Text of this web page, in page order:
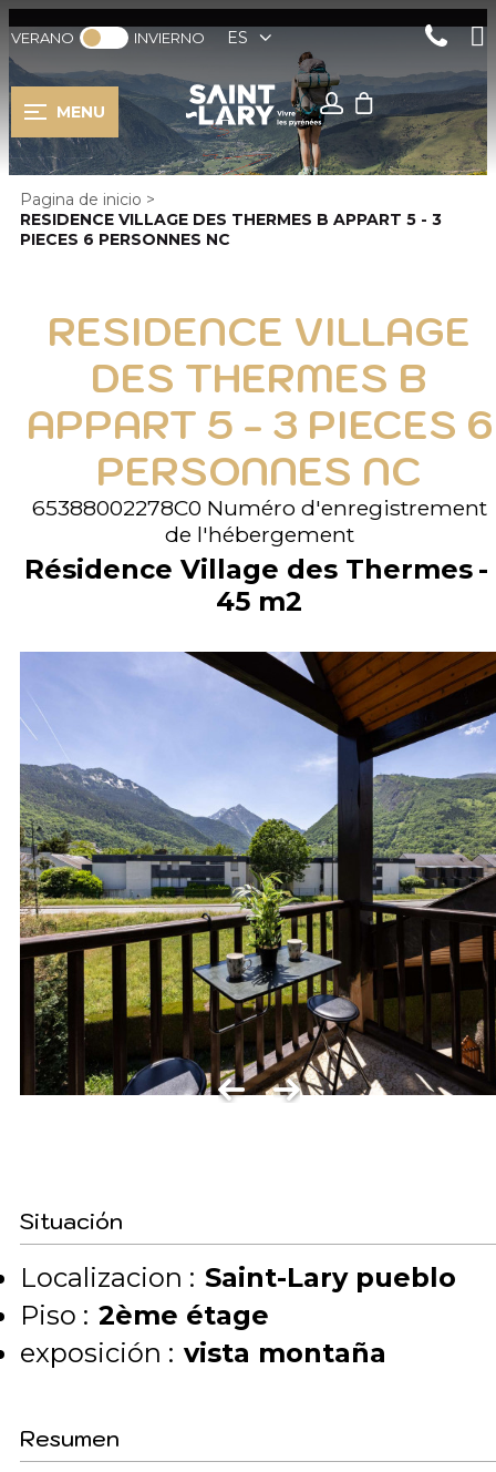
VERANO INVIERNO ES
MENU
Pagina de inicio >
RESIDENCE VILLAGE DES THERMES B APPART 5 - 3
PIECES 6 PERSONNES NC
RESIDENCE VILLAGE
DES THERMES B
APPART 5 - 3 PIECES 6
PERSONNES NC
65388002278C0 Numéro d'enregistrement
de l'hébergement
Résidence Village des Thermes
45 m2
Situación
Localizacion : Saint-Lary pueblo
Piso : 2ème étage
exposición : vista montaña
Resumen